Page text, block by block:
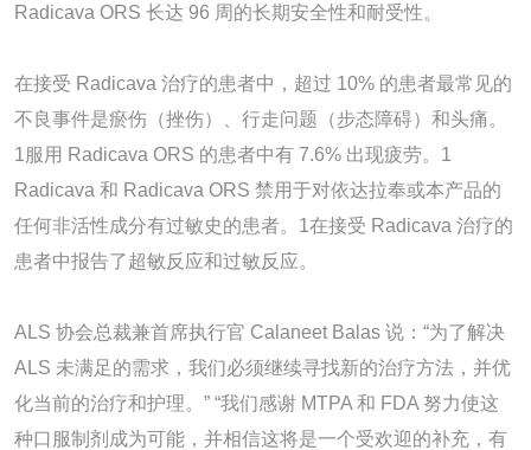
Radicava ORS 长达 96 周的长期安全性和耐受性。
在接受 Radicava 治疗的患者中，超过 10% 的患者最常见的
不良事件是瘀伤（挫伤）、行走问题（步态障碍）和头痛。
1服用 Radicava ORS 的患者中有 7.6% 出现疲劳。1
Radicava 和 Radicava ORS 禁用于对依达拉奉或本产品的
任何非活性成分有过敏史的患者。1在接受 Radicava 治疗的
患者中报告了超敏反应和过敏反应。
ALS 协会总裁兼首席执行官 Calaneet Balas 说：“为了解决
ALS 未满足的需求，我们必须继续寻找新的治疗方法，并优
化当前的治疗和护理。” “我们感谢 MTPA 和 FDA 努力使这
种口服制剂成为可能，并相信这将是一个受欢迎的补充，有